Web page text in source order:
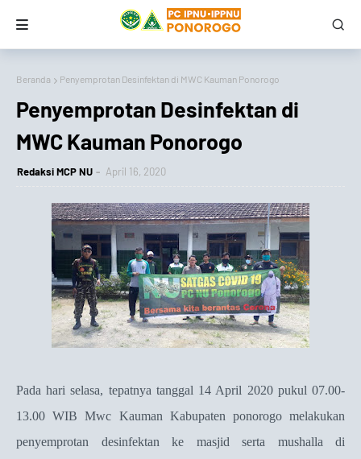
Beranda Penyemprotan Desinfektan di MWC Kauman Ponorogo
Penyemprotan Desinfektan di
MWC Kauman Ponorogo
Redaksi MCP NU April 16, 2020
Pada hari selasa, tepatnya tanggal 14 April 2020 pukul 07.00-
13.00 WIB Mwc Kauman Kabupaten ponorogo melakukan
penyemprotan desinfektan ke masjid serta mushalla di